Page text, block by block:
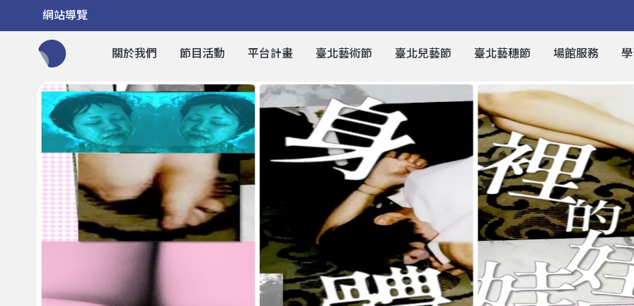
網站導覽
關於我們 節目活動 平台計畫 臺北藝術節 臺北兒藝節 臺北藝穗節 場館服務